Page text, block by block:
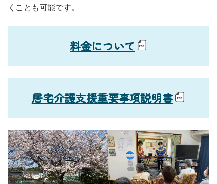
くことも可能です。
料金について
居宅介護支援重要事項説明書